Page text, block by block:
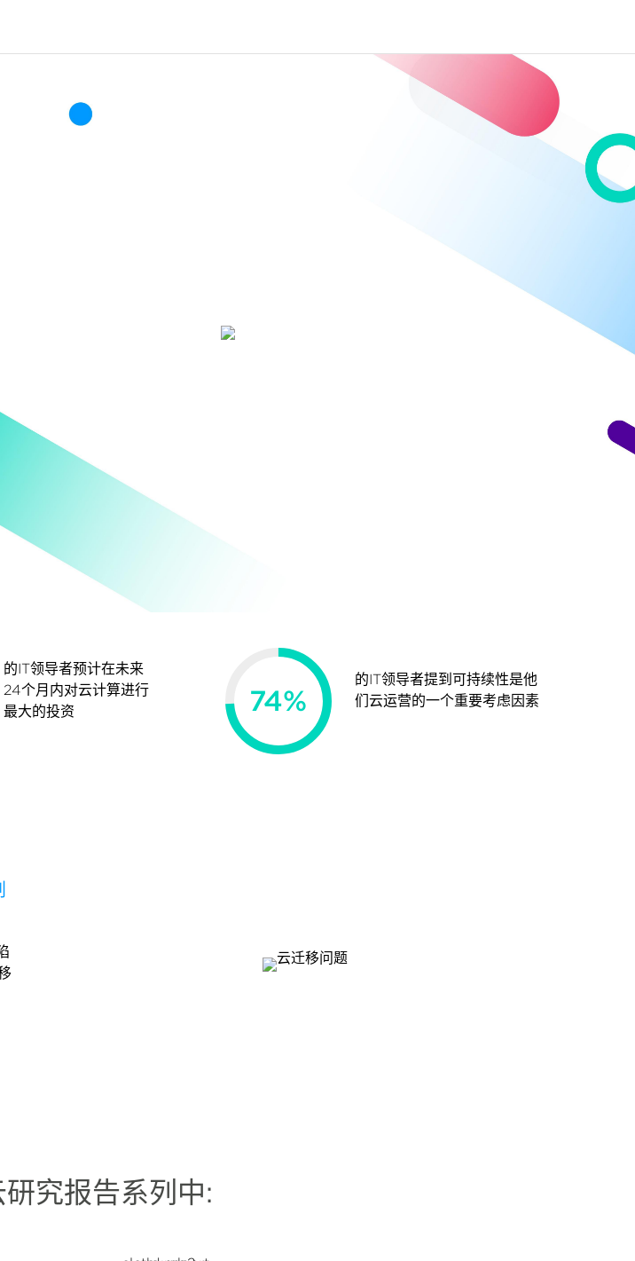
的IT领导者预计在未来
24个月内对云计算进行
最大的投资
74%
的IT领导者提到可持续性是他
们云运营的一个重要考虑因素
究报告系列中: